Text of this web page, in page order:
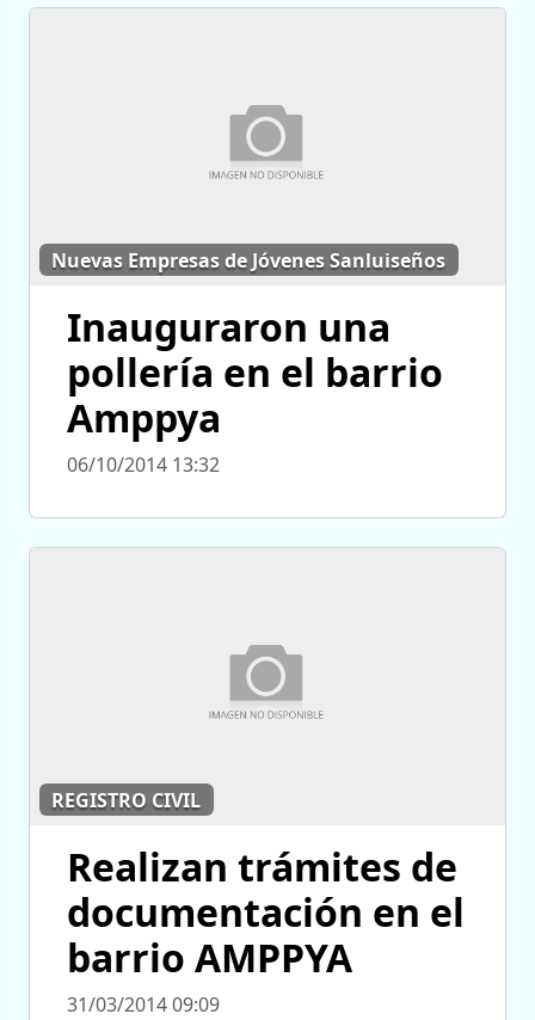
Nuevas Empresas de Jóvenes Sanluiseños
Inauguraron una
pollería en el barrio
Amppya
06/10/2014 13:32
REGISTRO CIVIL
Realizan trámites de
documentación en el
barrio AMPPYA
31/03/2014 09:09